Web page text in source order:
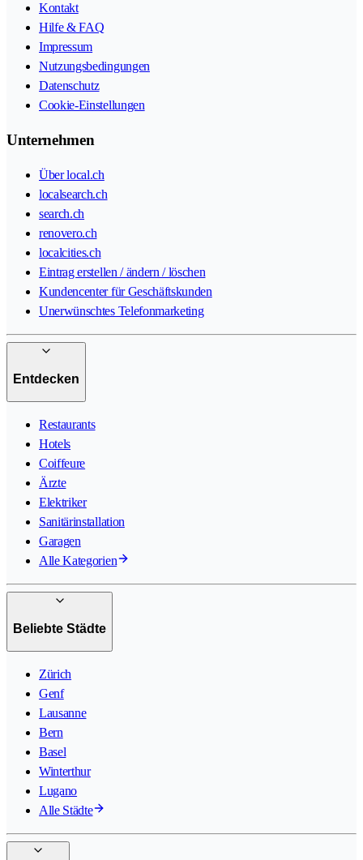
Kontakt
Hilfe & FAQ
Impressum
Nutzungsbedingungen
Datenschutz
Cookie-Einstellungen
Unternehmen
Über local.ch
localsearch.ch
search.ch
renovero.ch
localcities.ch
Eintrag erstellen / ändern / löschen
Kundencenter für Geschäftskunden
Unerwünschtes Telefonmarketing
Entdecken
Restaurants
Hotels
Coiffeure
Ärzte
Elektriker
Sanitärinstallation
Garagen
Alle Kategorien
Beliebte Städte
Zürich
Genf
Lausanne
Bern
Basel
Winterthur
Lugano
Alle Städte